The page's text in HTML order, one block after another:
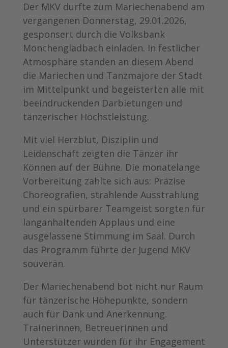
Der MKV durfte zum Mariechenabend am
vergangenen Donnerstag, 29.01.2026,
gesponsert durch die Volksbank
Mönchengladbach einladen. In festlicher
Atmosphäre standen an diesem Abend
die Mariechen und Tanzmajore der Stadt
im Mittelpunkt und begeisterten alle mit
beeindruckenden Darbietungen und
tänzerischer Höchstleistung.
Mit viel Herzblut, Disziplin und
Leidenschaft zeigten die Tänzer ihr
Können auf der Bühne. Die monatelange
Vorbereitung zahlte sich aus: Präzise
Choreografien, strahlende Ausstrahlung
und ein spürbarer Teamgeist sorgten für
langanhaltenden Applaus und eine
ausgelassene Stimmung im Saal. Durch
das Programm führte der Jugend MKV
souverän.
Der Mariechenabend bot nicht nur Raum
für tänzerische Höhepunkte, sondern
auch für Dank und Anerkennung.
Trainerinnen, Betreuerinnen und
Unterstützer wurden für ihr Engagement